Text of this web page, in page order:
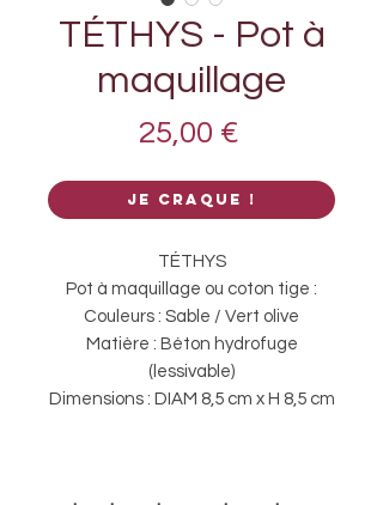
TÉTHYS - Pot à
maquillage
25,00 €Prix
Je craque !
TÉTHYS
Pot à maquillage ou coton tige :
Couleurs : Sable / Vert olive
Matière : Béton hydrofuge
(lessivable)
Dimensions : DIAM 8,5 cm x H 8,5 cm